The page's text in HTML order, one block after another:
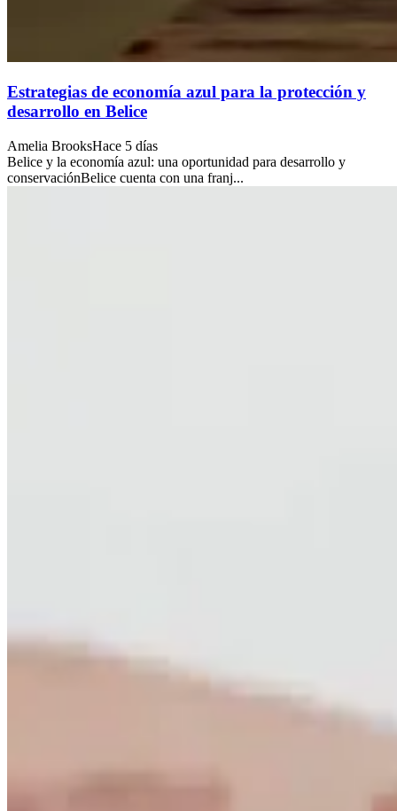
Estrategias de economía azul para la protección y
desarrollo en Belice
Amelia BrooksHace 5 días
Belice y la economía azul: una oportunidad para desarrollo y
conservaciónBelice cuenta con una franj...